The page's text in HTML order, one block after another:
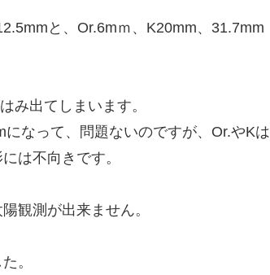
と、Or.6mｍ、K20mm、31.7mm
み出てしまいます。
なって、問題ないのですが、Or.やKは
は不向きです。
観測が出来ません。
。